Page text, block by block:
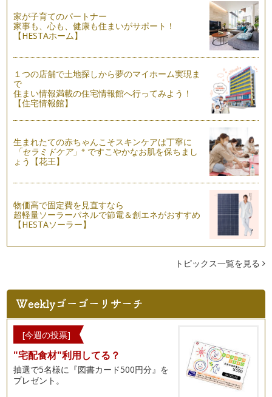
家が子育てのパートナー
家事も、心も、健康も住まいがサポート！
【HESTAホーム】
１つの店舗で土地探しから夢のマイホーム実現ま
で
住まい情報満載の住宅情報館へ行ってみよう！
【住宅情報館】
生まれたての赤ちゃんこそスキンケアは丁寧に
「セラミドケア」※ ですこやかなお肌を保ちまし
ょう【花王】
物価高で固定費を見直すなら
超軽量ソーラーパネルで節電＆創エネがおすすめ
【HESTAソーラー】
トピックス一覧を見る
[今週の投票]
"宅配食材"利用してる？
抽選で5名様に『図書カード500円分』を
プレゼント。